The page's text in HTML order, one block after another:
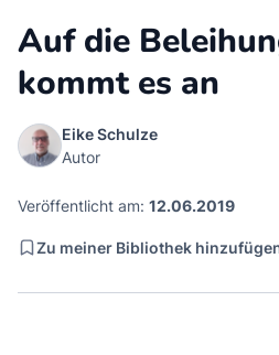
Auf die
kommt es an
Eike Schulze
Autor
Veröffentlicht am: 12.06.2019
Zu meiner Bibliothek